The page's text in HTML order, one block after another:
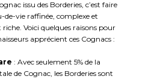
issu des Borderies, c’est faire
de-vie raffinée, complexe et
Voici quelques raisons pour
apprécient ces Cognacs :
: Avec seulement 5% de la
de Cognac, les Borderies sont